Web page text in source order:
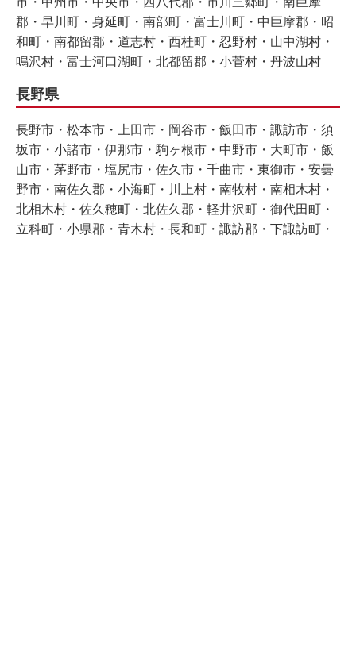
郡・早川町・身延町・南部町・富士川町・中巨摩郡・昭
和町・南都留郡・道志村・西桂町・忍野村・山中湖村・
鳴沢村・富士河口湖町・北都留郡・小菅村・丹波山村
長野県
長野市・松本市・上田市・岡谷市・飯田市・諏訪市・須
坂市・小諸市・伊那市・駒ヶ根市・中野市・大町市・飯
山市・茅野市・塩尻市・佐久市・千曲市・東御市・安曇
野市・南佐久郡・小海町・川上村・南牧村・南相木村・
北相木村・佐久穂町・北佐久郡・軽井沢町・御代田町・
立科町・小県郡・青木村・長和町・諏訪郡・下諏訪町・